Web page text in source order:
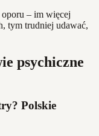
– im więcej
tym trudniej udawać,
psychiczne
Polskie